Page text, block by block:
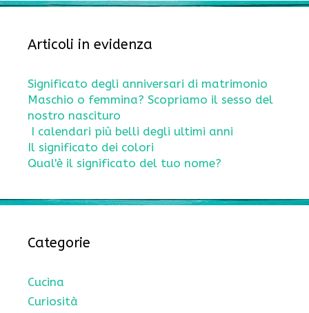
Articoli in evidenza
Significato degli anniversari di matrimonio
Maschio o femmina? Scopriamo il sesso del
nostro nascituro
I calendari più belli degli ultimi anni
Il significato dei colori
Qual'è il significato del tuo nome?
Categorie
Cucina
Curiosità